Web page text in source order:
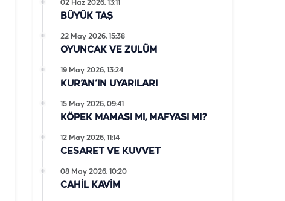
BÜYÜK TAŞ
02 Haz 2026, 13:11
OYUNCAK VE ZULÜM
22 May 2026, 15:38
KUR’AN’IN UYARILARI
19 May 2026, 13:24
KÖPEK MAMASI MI, MAFYASI MI?
15 May 2026, 09:41
CESARET VE KUVVET
12 May 2026, 11:14
CAHİL KAVİM
08 May 2026, 10:20